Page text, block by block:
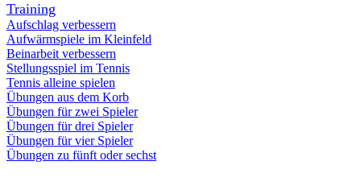
Training
Aufschlag verbessern
Aufwärmspiele im Kleinfeld
Beinarbeit verbessern
Stellungsspiel im Tennis
Tennis alleine spielen
Übungen aus dem Korb
Übungen für zwei Spieler
Übungen für drei Spieler
Übungen für vier Spieler
Übungen zu fünft oder sechst